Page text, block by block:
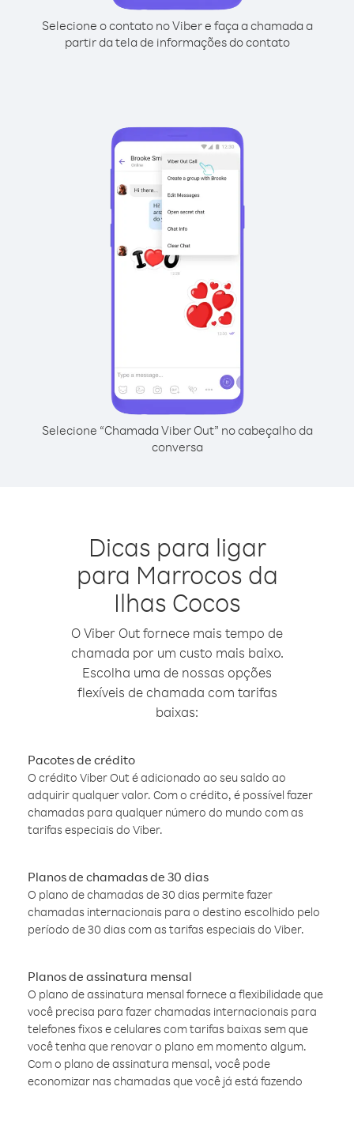
Selecione o contato no Viber e faça a chamada a
partir da tela de informações do contato
Selecione “Chamada Viber Out” no cabeçalho da
conversa
Dicas para ligar
para Marrocos da
Ilhas Cocos
O Viber Out fornece mais tempo de
chamada por um custo mais baixo.
Escolha uma de nossas opções
flexíveis de chamada com tarifas
baixas:
Pacotes de crédito
O crédito Viber Out é adicionado ao seu saldo ao
adquirir qualquer valor. Com o crédito, é possível fazer
chamadas para qualquer número do mundo com as
tarifas especiais do Viber.
Planos de chamadas de 30 dias
O plano de chamadas de 30 dias permite fazer
chamadas internacionais para o destino escolhido pelo
período de 30 dias com as tarifas especiais do Viber.
Planos de assinatura mensal
O plano de assinatura mensal fornece a flexibilidade que
você precisa para fazer chamadas internacionais para
telefones fixos e celulares com tarifas baixas sem que
você tenha que renovar o plano em momento algum.
Com o plano de assinatura mensal, você pode
economizar nas chamadas que você já está fazendo